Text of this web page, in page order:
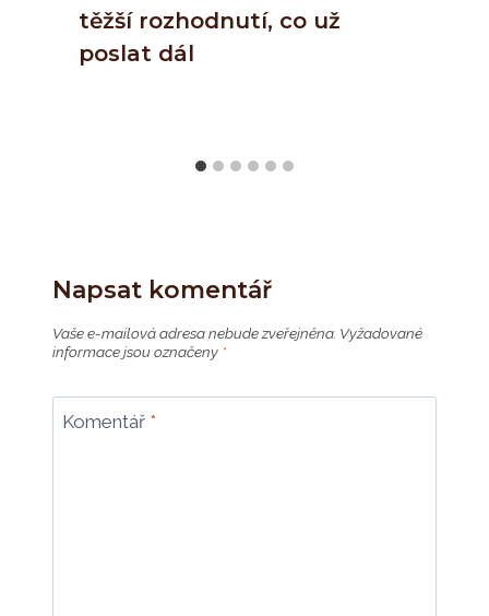
těžší rozhodnutí, co už
poslat dál
Napsat komentář
Vaše e-mailová adresa nebude zveřejněna. Vyžadované
informace jsou označeny *
Komentář *